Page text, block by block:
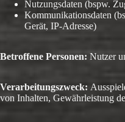
Nutzungsdaten (bspw.
Kommunikationsdaten
Gerät, IP-Adresse)
Betroffene Personen: Nutzer
Verarbeitungszweck:
von Inhalten, Gewährleistung